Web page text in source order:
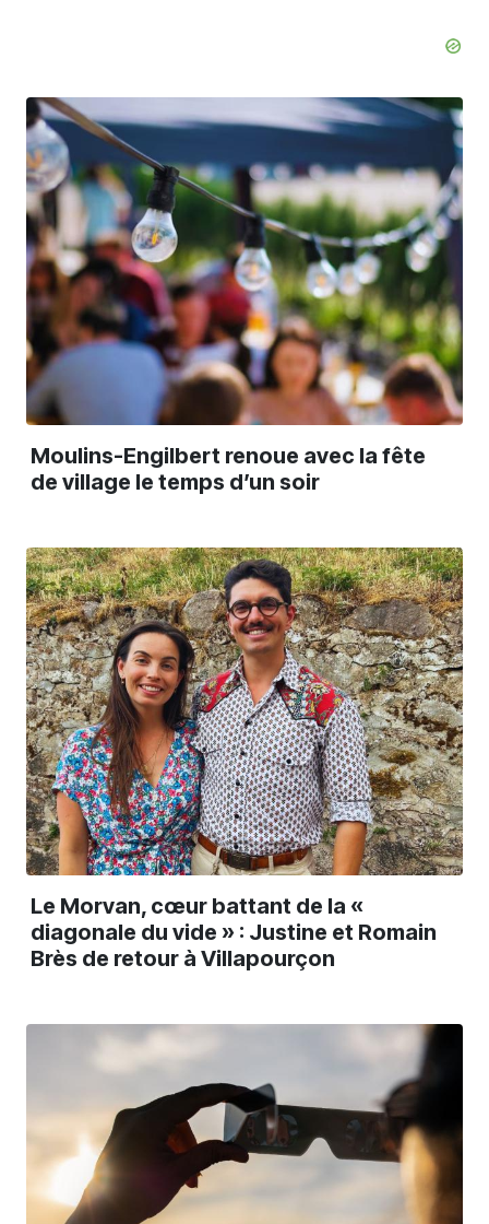
Moulins-Engilbert renoue avec la fête
de village le temps d’un soir
Le Morvan, cœur battant de la «
diagonale du vide » : Justine et Romain
Brès de retour à Villapourçon